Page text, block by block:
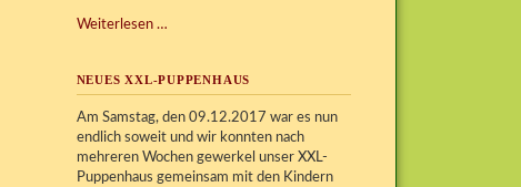
Weiterlesen …
NEUES XXL-PUPPENHAUS
Am Samstag, den 09.12.2017 war es nun
endlich soweit und wir konnten nach
mehreren Wochen gewerkel unser XXL-
Puppenhaus gemeinsam mit den Kindern